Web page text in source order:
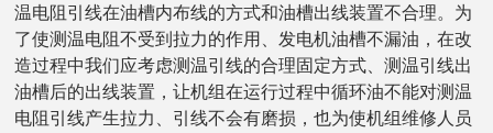
温电阻引线在油槽内布线的方式和油槽出线装置不合理。为
了使测温电阻不受到拉力的作用、发电机油槽不漏油，在改
造过程中我们应考虑测温引线的合理固定方式、测温引线出
油槽后的出线装置，让机组在运行过程中循环油不能对测温
电阻引线产生拉力、引线不会有磨损，也为使机组维修人员